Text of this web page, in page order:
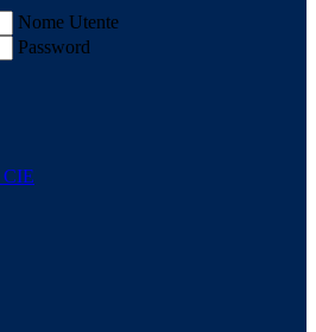
Nome Utente
Password
CIE